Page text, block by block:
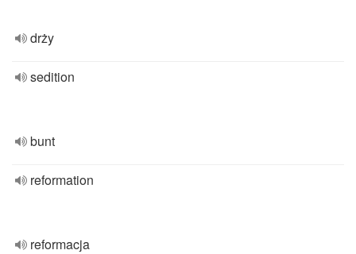
drży
sedition
bunt
reformation
reformacja